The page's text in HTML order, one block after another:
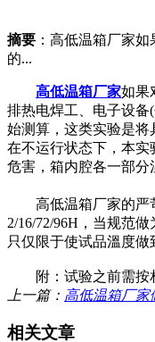
摘要 ：高低温箱厂家
的...
高低温箱厂家如果
排热电焊工、电子设
始测算，这类实验是
在不运行状态下，本
危害，箱内腔各一部分
高低温箱厂家的严苛
2/16/72/96H，当规范
只仅限于使试品溫度做
附：试验之前需按相
上一篇： 高低温箱厂家
相关文章